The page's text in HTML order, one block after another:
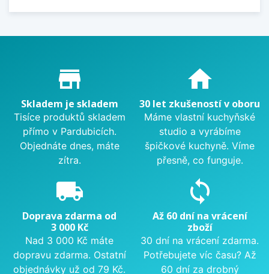
Proč nakupovat u nás?
store_mall_directory
Skladem je skladem
Tisíce produktů skladem
přímo v Pardubicích.
Objednáte dnes, máte
zítra.
home
30 let zkušeností v oboru
Máme vlastní kuchyňské
studio a vyrábíme
špičkové kuchyně. Víme
přesně, co funguje.
local_shipping
Doprava zdarma od
3 000 Kč
Nad 3 000 Kč máte
dopravu zdarma. Ostatní
objednávky už od 79 Kč.
sync
Až 60 dní na vrácení
zboží
30 dní na vrácení zdarma.
Potřebujete víc času? Až
60 dní za drobný